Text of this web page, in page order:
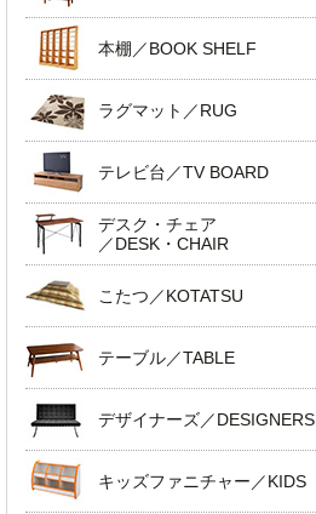
本棚／BOOK SHELF
ラグマット／RUG
テレビ台／TV BOARD
デスク・チェア
／DESK・CHAIR
こたつ／KOTATSU
テーブル／TABLE
デザイナーズ／DESIGNERS
キッズファニチャー／KIDS